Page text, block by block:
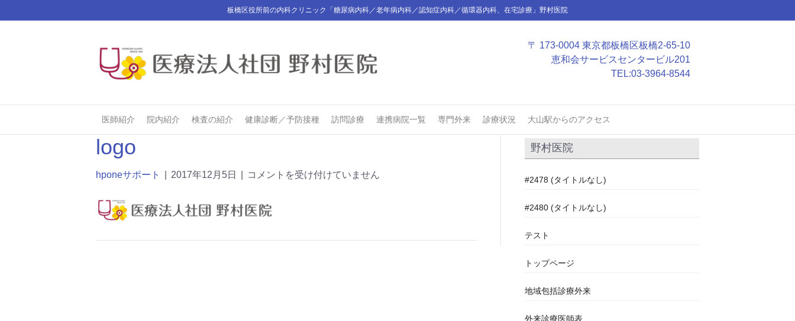
板橋区役所前の内科クリニック「糖尿病内科／老年病内科／認知症内科／循環器内科、在宅診療」野村医院
〒 173-0004 東京都板橋区板橋2-65-10
恵和会サービスセンタービル201
TEL:03-3964-8544
医師紹介 院内紹介 検査の紹介 健康診断／予防接種 訪問診療 連携病院一覧 専門外来 診療状況 大山駅からのアクセス
logo
hponeサポート 2017年12月5日 コメントを受け付けていません
野村医院
#2478 (タイトルなし)
#2480 (タイトルなし)
テスト
トップページ
地域包括診療外来
外来診療医師表